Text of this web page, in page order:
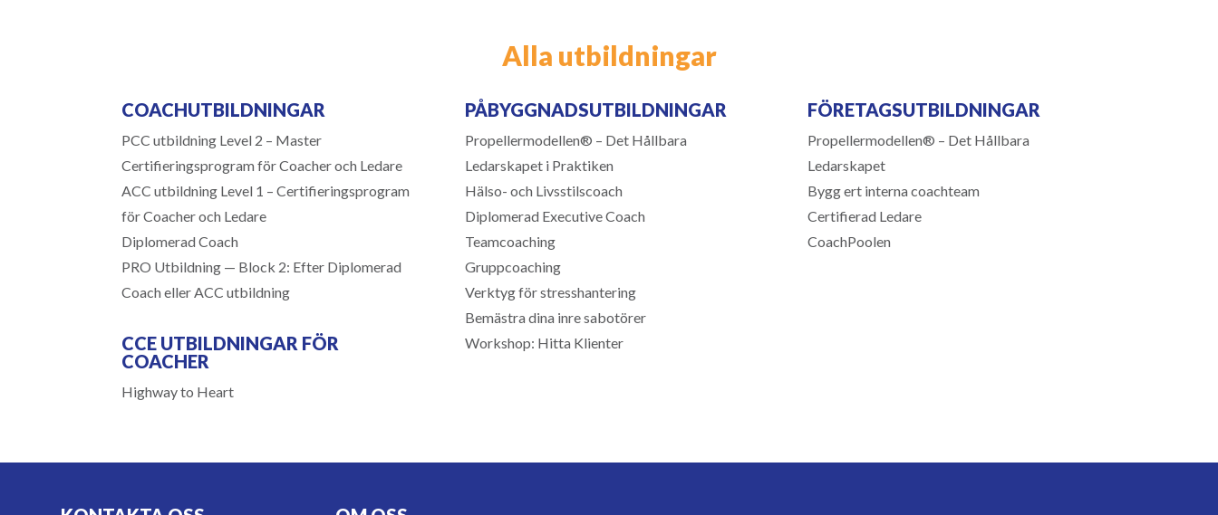
Alla utbildningar
COACHUTBILDNINGAR
PCC utbildning Level 2 – Master
Certifieringsprogram för Coacher och Ledare
ACC utbildning Level 1 – Certifieringsprogram
för Coacher och Ledare
Diplomerad Coach
PRO Utbildning — Block 2: Efter Diplomerad
Coach eller ACC utbildning
CCE UTBILDNINGAR FÖR
COACHER
Highway to Heart
PÅBYGGNADSUTBILDNINGAR
Propellermodellen® – Det Hållbara
Ledarskapet i Praktiken
Hälso- och Livsstilscoach
Diplomerad Executive Coach
Teamcoaching
Gruppcoaching
Verktyg för stresshantering
Bemästra dina inre sabotörer
Workshop: Hitta Klienter
FÖRETAGSUTBILDNINGAR
Propellermodellen® – Det Hållbara
Ledarskapet
Bygg ert interna coachteam
Certifierad Ledare
CoachPoolen